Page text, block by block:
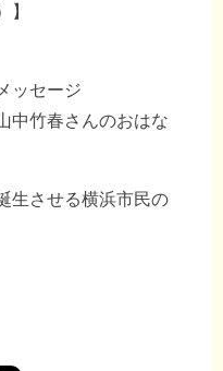
】
ッセージ
竹春さんのおはな
生させる横浜市民の